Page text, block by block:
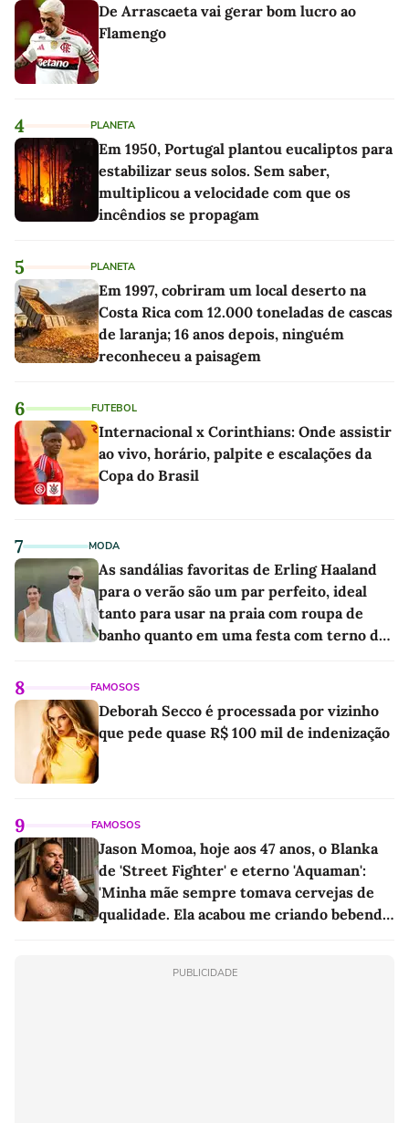
De Arrascaeta vai gerar bom lucro ao
Flamengo
4 PLANETA
Em 1950, Portugal plantou eucaliptos para
estabilizar seus solos. Sem saber,
multiplicou a velocidade com que os
incêndios se propagam
5 PLANETA
Em 1997, cobriram um local deserto na
Costa Rica com 12.000 toneladas de cascas
de laranja; 16 anos depois, ninguém
reconheceu a paisagem
6 FUTEBOL
Internacional x Corinthians: Onde assistir
ao vivo, horário, palpite e escalações da
Copa do Brasil
7 MODA
As sandálias favoritas de Erling Haaland
para o verão são um par perfeito, ideal
tanto para usar na praia com roupa de
banho quanto em uma festa com terno de
8 FAMOSOS
Deborah Secco é processada por vizinho
que pede quase R$ 100 mil de indenização
9 FAMOSOS
Jason Momoa, hoje aos 47 anos, o Blanka
de 'Street Fighter' e eterno 'Aquaman':
'Minha mãe sempre tomava cervejas de
qualidade. Ela acabou me criando bebendo
PUBLICIDADE